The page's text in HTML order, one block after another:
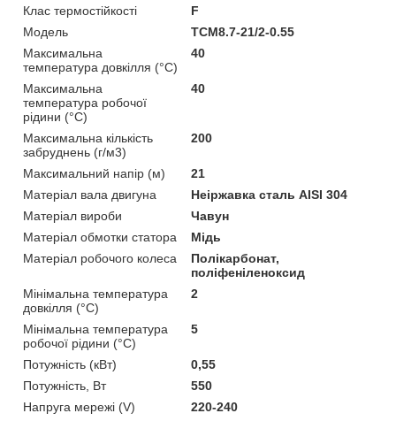
Клас термостійкості
F
Мoдель
TCM8.7-21/2-0.55
Максимальна
температура довкілля (°C)
40
Максимальна
температура робочої
рідини (°C)
40
Максимальна кількість
забруднень (г/м3)
200
Максимальний напір (м)
21
Матеріал вала двигуна
Неіржавка сталь AISI 304
Матеріал вироби
Чавун
Матеріал обмотки статора
Мідь
Матеріал робочого колеса
Полікарбонат,
поліфеніленоксид
Мінімальна температура
довкілля (°C)
2
Мінімальна температура
робочої рідини (°C)
5
Потужність (кВт)
0,55
Потужність, Вт
550
Напруга мережі (V)
220-240